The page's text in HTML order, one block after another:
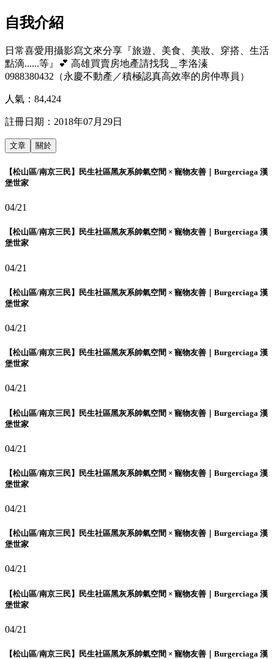
自我介紹
日常喜愛用攝影寫文來分享『旅遊、美食、美妝、穿搭、生活
點滴......等』💕 高雄買賣房地產請找我＿李洛溱
0988380432（永慶不動產／積極認真高效率的房仲專員）
人氣： 84,424
註冊日期： 2018年07月29日
文章 關於
【松山區/南京三民】民生社區黑灰系帥氣空間 × 寵物友善｜Burgerciaga 漢
堡世家
04/21
【松山區/南京三民】民生社區黑灰系帥氣空間 × 寵物友善｜Burgerciaga 漢
堡世家
04/21
【松山區/南京三民】民生社區黑灰系帥氣空間 × 寵物友善｜Burgerciaga 漢
堡世家
04/21
【松山區/南京三民】民生社區黑灰系帥氣空間 × 寵物友善｜Burgerciaga 漢
堡世家
04/21
【松山區/南京三民】民生社區黑灰系帥氣空間 × 寵物友善｜Burgerciaga 漢
堡世家
04/21
【松山區/南京三民】民生社區黑灰系帥氣空間 × 寵物友善｜Burgerciaga 漢
堡世家
04/21
【松山區/南京三民】民生社區黑灰系帥氣空間 × 寵物友善｜Burgerciaga 漢
堡世家
04/21
【松山區/南京三民】民生社區黑灰系帥氣空間 × 寵物友善｜Burgerciaga 漢
堡世家
04/21
【松山區/南京三民】民生社區黑灰系帥氣空間 × 寵物友善｜Burgerciaga 漢